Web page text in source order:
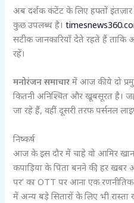
अब दर्शक कंटेंट के लिए हफ्तों
कुछ उपलब्ध है।
सटीक जानकारियाँ देते रहते हैं
रहें।
मनोरंजन समाचार में आज की ये दो
कितनी अनिश्चित और खूबसूरत है।
जा रहे हैं, वहीं दूसरी तरफ पर्सनल
निष्कर्ष
आज के इस दौर में चाहे वो आमिर खान
कपाड़िया के पिता बनने की, हर
पर’ का OTT पर आना एक
में अन्य बड़े सितारों के लिए भी रास्ता